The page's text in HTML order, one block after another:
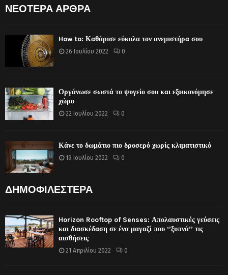
ΝΕΟΤΕΡΑ ΑΡΘΡΑ
How to: Καθάρισε εύκολα τον ανεμιστήρα σου
26 Ιουλίου 2022 0
Οργάνωσε σωστά το ψυγείο σου και εξοικονόμησε
χώρο
22 Ιουλίου 2022 0
Κάνε το δωμάτιο πιο δροσερό χωρίς κλιματιστικό
19 Ιουλίου 2022 0
ΔΗΜΟΦΙΛΕΣΤΕΡΑ
Horizon Rooftop of Senses: Απολαυστικές γεύσεις
και διασκέδαση σε ένα μαγαζί που ‘’ξυπνά’’ τις
αισθήσεις
21 Απριλίου 2022 0